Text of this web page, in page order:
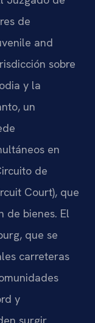
de
and
sobre
y la
un
en
de
Court), que
de bienes. El
que se
carreteras
y